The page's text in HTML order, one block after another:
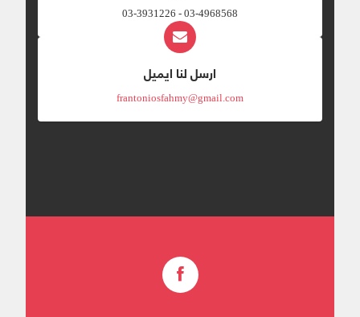
03-4968568 - 03-3931226
ارسل لنا ايميل
frantoniosfahmy@gmail.com